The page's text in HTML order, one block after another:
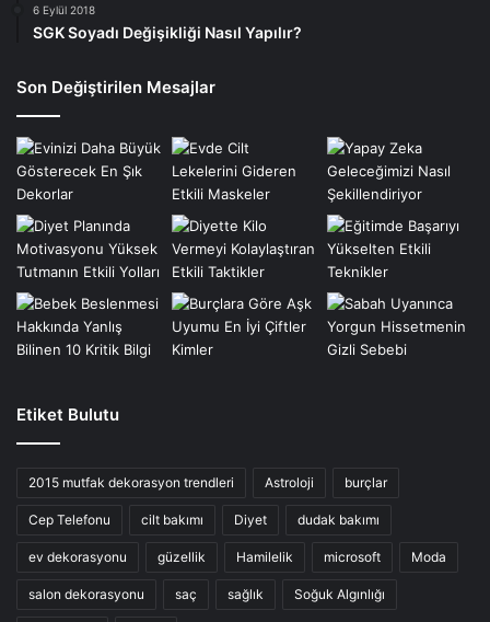
6 Eylül 2018
SGK Soyadı Değişikliği Nasıl Yapılır?
Son Değiştirilen Mesajlar
Etiket Bulutu
2015 mutfak dekorasyon trendleri Astroloji burçlar
Cep Telefonu cilt bakımı Diyet dudak bakımı
ev dekorasyonu güzellik Hamilelik microsoft Moda
salon dekorasyonu saç sağlık Soğuk Algınlığı